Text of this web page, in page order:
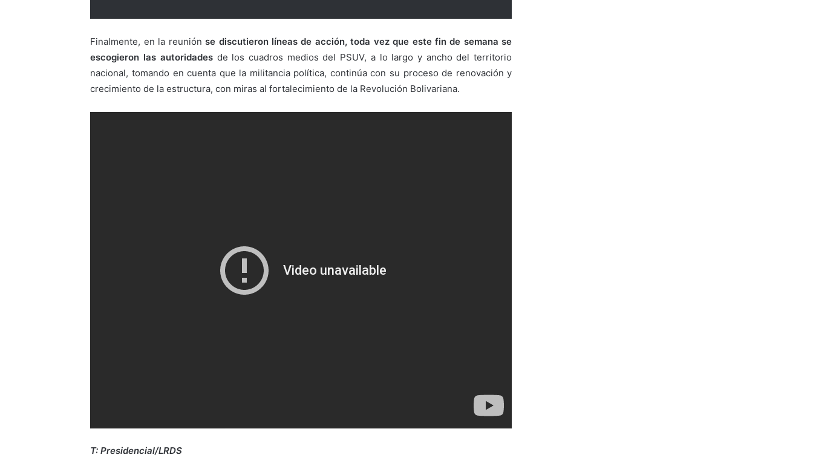
Finalmente, en la reuniónse discutieron líneas de acción, toda vez que este fin de semana se
escogieron las autoridadesde los cuadros medios del PSUV, a lo largo y ancho del territorio
nacional, tomando en cuenta que la militancia política, continúa con su proceso de renovación y
crecimiento de la estructura, con miras al fortalecimiento de la Revolución Bolivariana.
T: Presidencial/LRDS